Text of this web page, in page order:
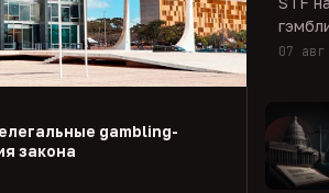
07
gambling-
закона